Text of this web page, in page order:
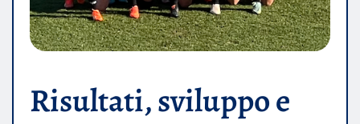
Risultati, sviluppo e